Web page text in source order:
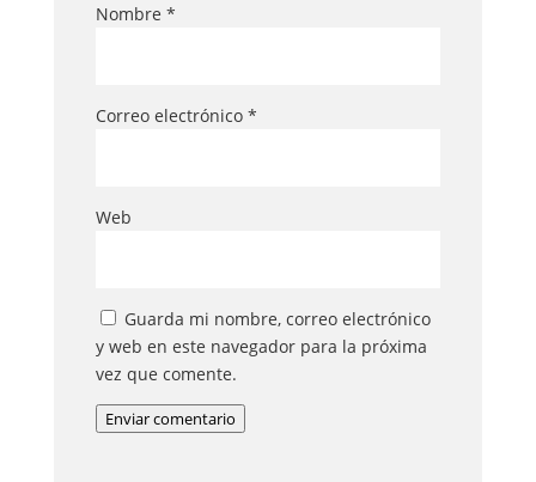
Nombre *
Correo electrónico *
Web
Guarda mi nombre, correo electrónico
y web en este navegador para la próxima
vez que comente.
Enviar comentario